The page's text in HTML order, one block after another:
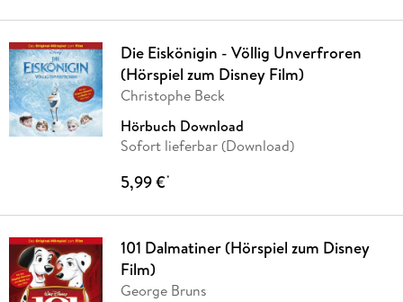
Die Eiskönigin - Völlig Unverfroren
(Hörspiel zum Disney Film)
Christophe Beck
Hörbuch Download
Sofort lieferbar (Download)
5,99 €*
101 Dalmatiner (Hörspiel zum Disney
Film)
George Bruns